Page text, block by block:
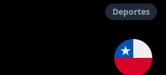
Deportes